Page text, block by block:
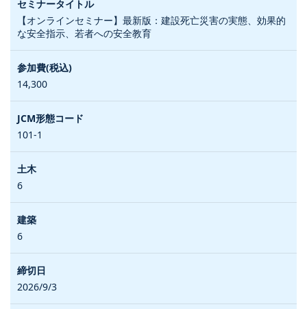
【オンラインセミナー】最新版：建設死亡災害の実態、効果的
な安全指示、若者への安全教育
14,300
101-1
6
6
2026/9/3